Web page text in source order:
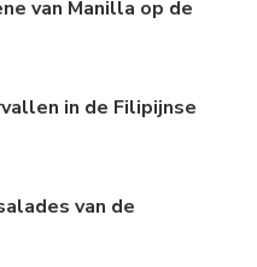
van Manilla op de
in de Filipijnse
van de